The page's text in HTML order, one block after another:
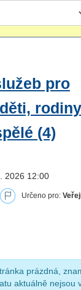
pro
(4)
2026 12:00
Určeno pro:
prázdná,
aktuálně nejsou